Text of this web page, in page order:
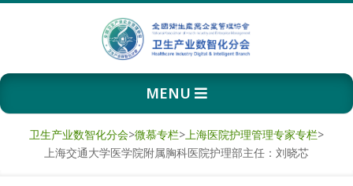
卫
生
产
Primary
Navigation
MENU
卫生产业数智化分会>微慕专栏>上海医院护理管理专家专栏>
上海交通大学医学院附属胸科医院护理部主任：刘晓芯